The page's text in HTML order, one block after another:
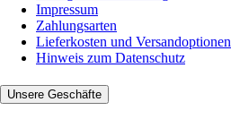
Impressum
Zahlungsarten
Lieferkosten und Versandoptionen
Hinweis zum Datenschutz
Unsere Geschäfte